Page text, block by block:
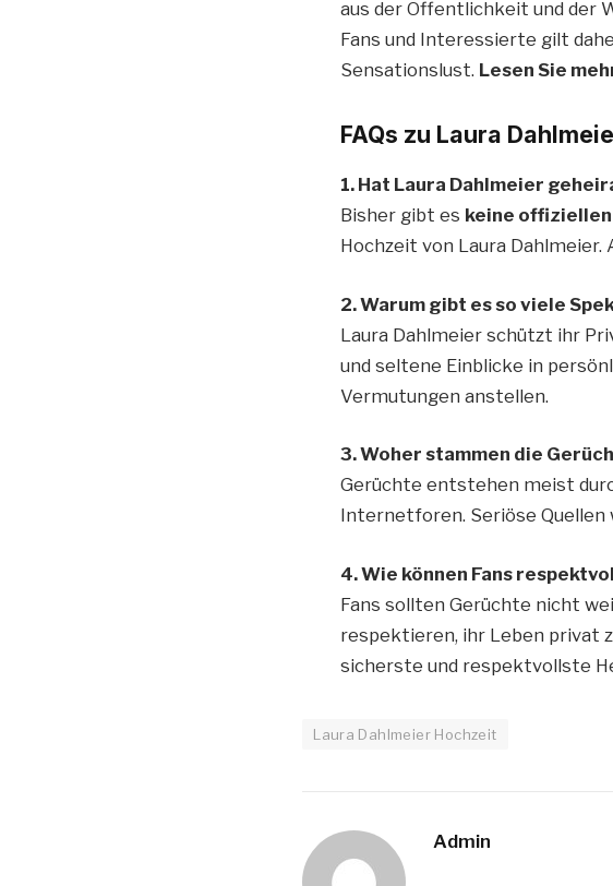
aus der Öffentlichkeit und der
Fans und Interessierte gilt
Sensationslust. Lesen Sie
FAQs zu Laura
1. Hat Laura Dahlmeier
Bisher gibt es keine
Hochzeit von Laura
2. Warum gibt es so viele
Laura Dahlmeier schützt ihr
und seltene Einblicke in
Vermutungen anstellen.
3. Woher stammen die
Gerüchte entstehen meist
Internetforen. Seriöse Quellen
4. Wie können Fans
Fans sollten Gerüchte nicht
respektieren, ihr Leben privat
sicherste und respektvollste
Laura Dahlmeier Hochzeit
Admin